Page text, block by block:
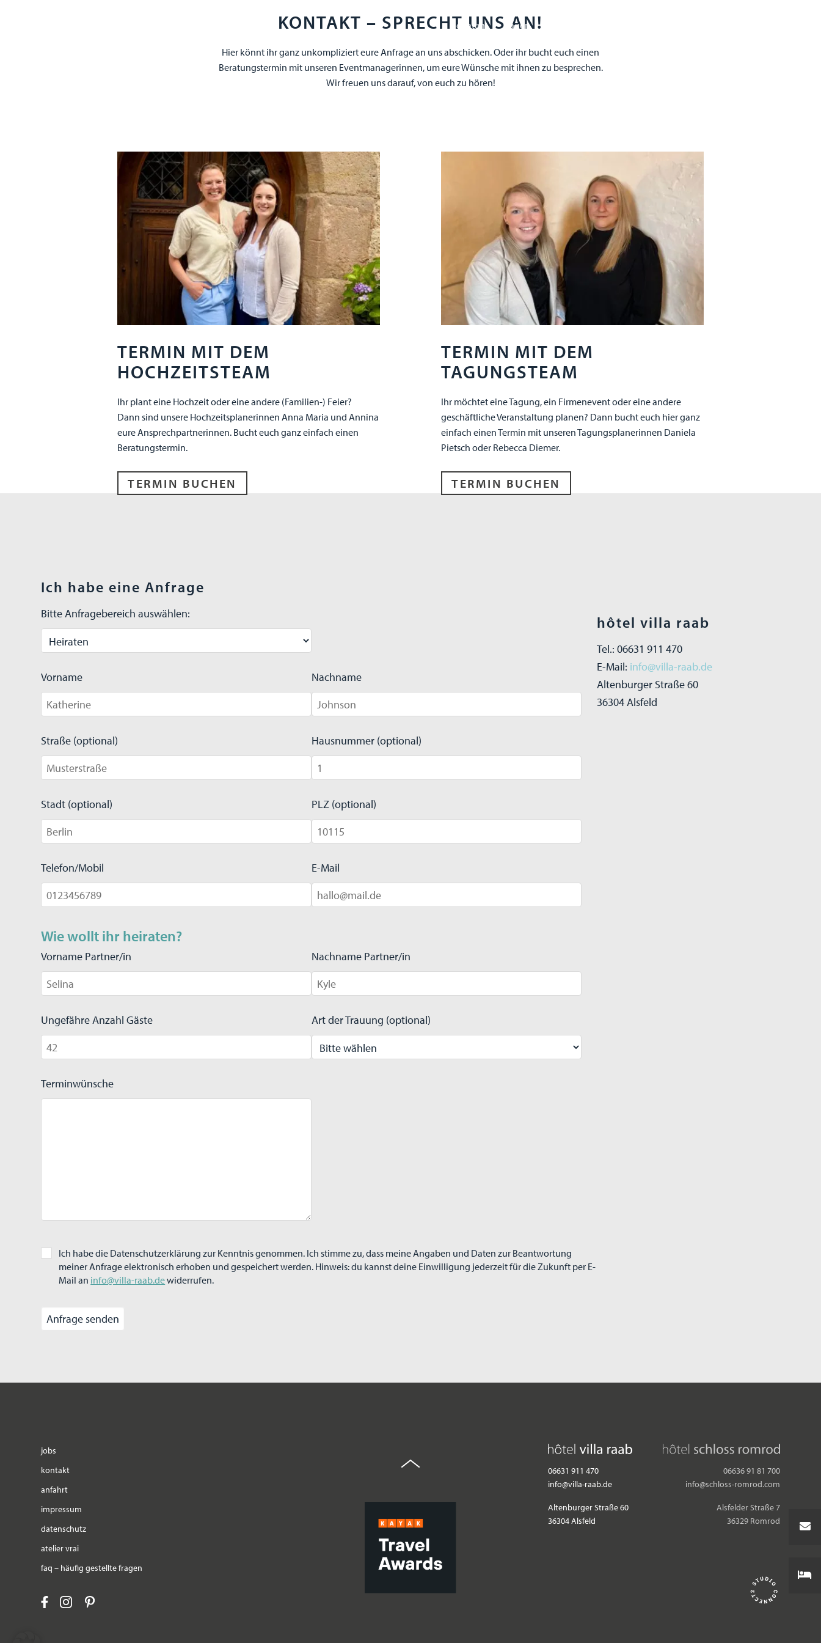
heiraten tagen
KONTAKT – SPRECHT UNS AN!
Hier könnt ihr ganz unkompliziert eure Anfrage an uns abschicken. Oder ihr bucht euch einen
Beratungstermin mit unseren Eventmanagerinnen, um eure Wünsche mit ihnen zu besprechen.
Wir freuen uns darauf, von euch zu hören!
TERMIN MIT DEM
HOCHZEITSTEAM
Ihr plant eine Hochzeit oder eine andere (Familien-) Feier?
Dann sind unsere Hochzeitsplanerinnen Anna Maria und Annina
eure Ansprechpartnerinnen. Bucht euch ganz einfach einen
Beratungstermin.
TERMIN BUCHEN
TERMIN MIT DEM
TAGUNGSTEAM
Ihr möchtet eine Tagung, ein Firmenevent oder eine andere
geschäftliche Veranstaltung planen? Dann bucht euch hier ganz
einfach einen Termin mit unseren Tagungsplanerinnen Daniela
Pietsch oder Rebecca Diemer.
TERMIN BUCHEN
Ich habe eine Anfrage
Bitte Anfragebereich auswählen:
Vorname Nachname
Straße (optional) Hausnummer (optional)
Stadt (optional) PLZ (optional)
Telefon/Mobil E-Mail
Wie wollt ihr heiraten?
Vorname Partner/in Nachname Partner/in
Ungefähre Anzahl Gäste Art der Trauung (optional)
Terminwünsche
Ich habe die Datenschutzerklärung zur Kenntnis genommen. Ich stimme zu, dass meine Angaben und Daten zur Beantwortung
meiner Anfrage elektronisch erhoben und gespeichert werden. Hinweis: du kannst deine Einwilligung jederzeit für die Zukunft per E-
Mail an info@villa-raab.dewiderrufen.
hôtel villa raab
Tel.: 06631 911 470
E-Mail: info@villa-raab.de
Altenburger Straße 60
36304 Alsfeld
jobs
kontakt
anfahrt
impressum
datenschutz
atelier vrai
faq – häufig gestellte fragen
06631 911 470
info@villa-raab.de
Altenburger Straße 60
36304 Alsfeld
06636 91 81 700
info@schloss-romrod.com
Alsfelder Straße 7
36329 Romrod